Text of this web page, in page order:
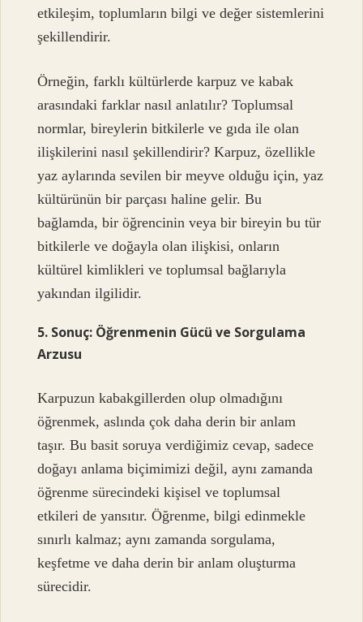
etkileşim, toplumların bilgi ve değer sistemlerini
şekillendirir.
Örneğin, farklı kültürlerde karpuz ve kabak
arasındaki farklar nasıl anlatılır? Toplumsal
normlar, bireylerin bitkilerle ve gıda ile olan
ilişkilerini nasıl şekillendirir? Karpuz, özellikle
yaz aylarında sevilen bir meyve olduğu için, yaz
kültürünün bir parçası haline gelir. Bu
bağlamda, bir öğrencinin veya bir bireyin bu tür
bitkilerle ve doğayla olan ilişkisi, onların
kültürel kimlikleri ve toplumsal bağlarıyla
yakından ilgilidir.
5. Sonuç: Öğrenmenin Gücü ve Sorgulama
Arzusu
Karpuzun kabakgillerden olup olmadığını
öğrenmek, aslında çok daha derin bir anlam
taşır. Bu basit soruya verdiğimiz cevap, sadece
doğayı anlama biçimimizi değil, aynı zamanda
öğrenme sürecindeki kişisel ve toplumsal
etkileri de yansıtır. Öğrenme, bilgi edinmekle
sınırlı kalmaz; aynı zamanda sorgulama,
keşfetme ve daha derin bir anlam oluşturma
sürecidir.